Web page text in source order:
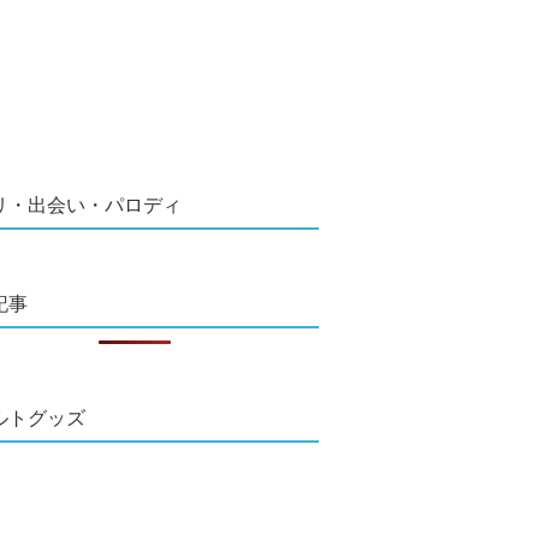
・出会い・パロディ
事
トグッズ